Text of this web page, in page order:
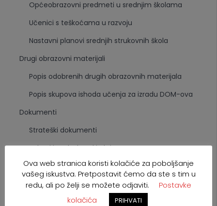
Općeobrazovni predmeti u srednjim školama
Učenici s teškoćama u razvoju
Nastavni planovi srednjih strukovnih škola
Drugi obrazovni materijali
Popis odobrenih drugih obrazovnih materijala
Popis skupova ishoda učenja za izradu DOM-ova
Dokumenti
Strateški dokumenti
Zakoni i podzakonski akti
Ostalo
Pretraživanje škola i programa
Ova web stranica koristi kolačiće za poboljšanje
vašeg iskustva. Pretpostavit ćemo da ste s tim u
redu, ali po želji se možete odjaviti.
Postavke
kolačića
PRIHVATI